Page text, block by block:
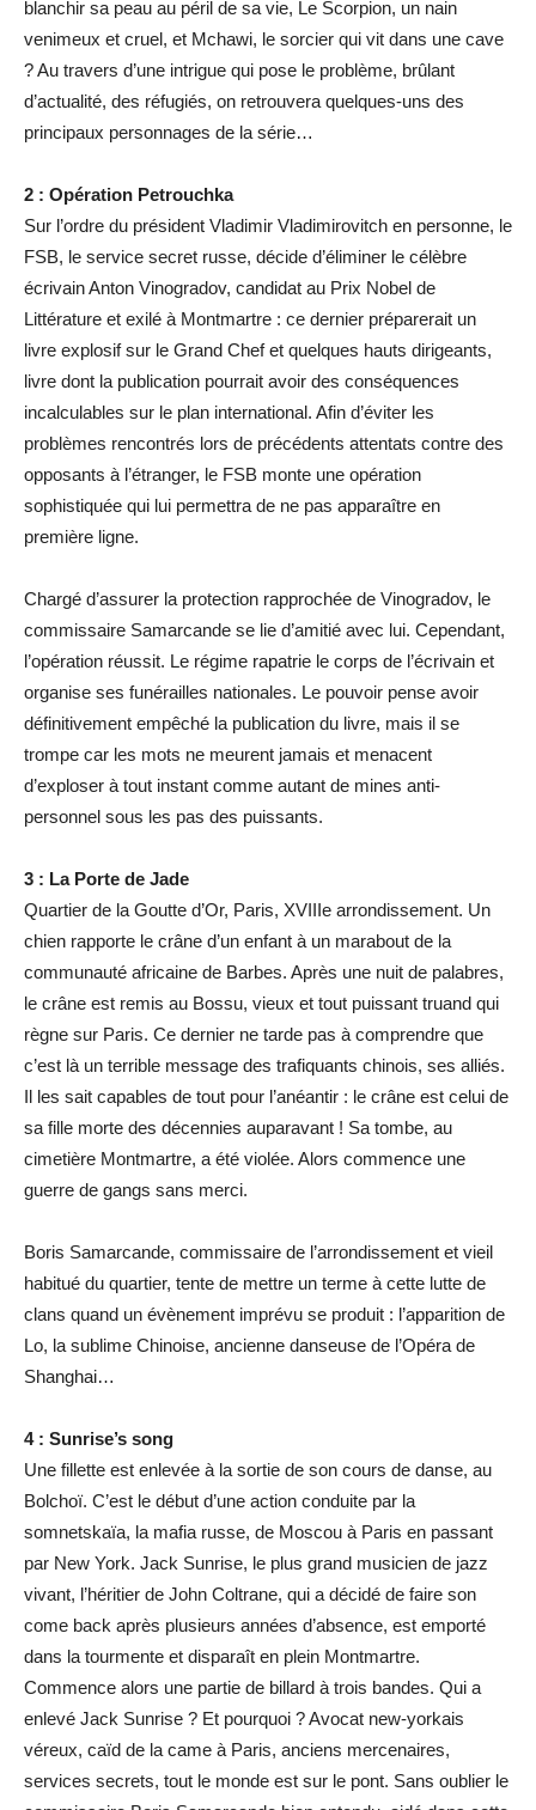
blanchir sa peau au péril de sa vie, Le Scorpion, un nain
venimeux et cruel, et Mchawi, le sorcier qui vit dans une cave
? Au travers d’une intrigue qui pose le problème, brûlant
d’actualité, des réfugiés, on retrouvera quelques-uns des
principaux personnages de la série…
2 : Opération Petrouchka
Sur l’ordre du président Vladimir Vladimirovitch en personne, le
FSB, le service secret russe, décide d’éliminer le célèbre
écrivain Anton Vinogradov, candidat au Prix Nobel de
Littérature et exilé à Montmartre : ce dernier préparerait un
livre explosif sur le Grand Chef et quelques hauts dirigeants,
livre dont la publication pourrait avoir des conséquences
incalculables sur le plan international. Afin d’éviter les
problèmes rencontrés lors de précédents attentats contre des
opposants à l’étranger, le FSB monte une opération
sophistiquée qui lui permettra de ne pas apparaître en
première ligne.
Chargé d’assurer la protection rapprochée de Vinogradov, le
commissaire Samarcande se lie d’amitié avec lui. Cependant,
l’opération réussit. Le régime rapatrie le corps de l’écrivain et
organise ses funérailles nationales. Le pouvoir pense avoir
définitivement empêché la publication du livre, mais il se
trompe car les mots ne meurent jamais et menacent
d’exploser à tout instant comme autant de mines anti-
personnel sous les pas des puissants.
3 : La Porte de Jade
Quartier de la Goutte d’Or, Paris, XVIIIe arrondissement. Un
chien rapporte le crâne d’un enfant à un marabout de la
communauté africaine de Barbes. Après une nuit de palabres,
le crâne est remis au Bossu, vieux et tout puissant truand qui
règne sur Paris. Ce dernier ne tarde pas à comprendre que
c’est là un terrible message des trafiquants chinois, ses alliés.
Il les sait capables de tout pour l’anéantir : le crâne est celui de
sa fille morte des décennies auparavant ! Sa tombe, au
cimetière Montmartre, a été violée. Alors commence une
guerre de gangs sans merci.
Boris Samarcande, commissaire de l’arrondissement et vieil
habitué du quartier, tente de mettre un terme à cette lutte de
clans quand un évènement imprévu se produit : l’apparition de
Lo, la sublime Chinoise, ancienne danseuse de l’Opéra de
Shanghai…
4 : Sunrise’s song
Une fillette est enlevée à la sortie de son cours de danse, au
Bolchoï. C’est le début d’une action conduite par la
somnetskaïa, la mafia russe, de Moscou à Paris en passant
par New York. Jack Sunrise, le plus grand musicien de jazz
vivant, l’héritier de John Coltrane, qui a décidé de faire son
come back après plusieurs années d’absence, est emporté
dans la tourmente et disparaît en plein Montmartre.
Commence alors une partie de billard à trois bandes. Qui a
enlevé Jack Sunrise ? Et pourquoi ? Avocat new-yorkais
véreux, caïd de la came à Paris, anciens mercenaires,
services secrets, tout le monde est sur le pont. Sans oublier le